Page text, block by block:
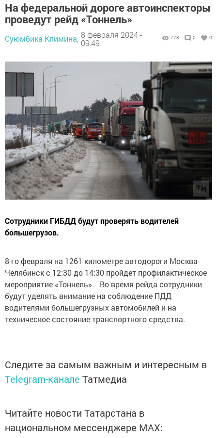
На федеральной дороге автоинспекторы
проведут рейд «Тоннель»
Суюмбика Климина, 8 февраля 2024 -
09:49
778 0 0
Сотрудники ГИБДД будут проверять водителей
большегрузов.
8-го февраля на 1261 километре автодороги Москва-
Челябинск с 12:30 до 14:30 пройдет профилактическое
мероприятие «Тоннель». Во время рейда сотрудники
будут уделять внимание на соблюдение ПДД
водителями большегрузных автомобилей и на
техническое состояние транспортного средства.
Следите за самым важным и интересным в
Telegram-канале Татмедиа
Читайте новости Татарстана в
национальном мессенджере MАХ: